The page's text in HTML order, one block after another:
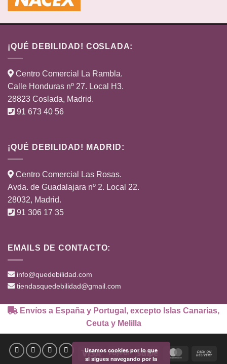
¡QUÉ DEBILIDAD! COSLADA:
Centro Comercial La Rambla.
Calle Honduras nº 27. Local H3.
28823 Coslada, Madrid.
91 673 40 56
¡QUÉ DEBILIDAD! MADRID:
Centro Comercial Las Rosas.
Avda. de Guadalajara nº 2. Local 22.
28032, Madrid.
91 306 17 35
EMAILS DE CONTACTO:
info@quedebilidad.com
tiendasquedebilidad@gmail.com
Envíos a España y Portugal, excepto Islas Canarias,
Ceuta y Melilla
Visa PayPal Stripe MasterCard
Usamos cookies por lo que
si sigues navegando por la